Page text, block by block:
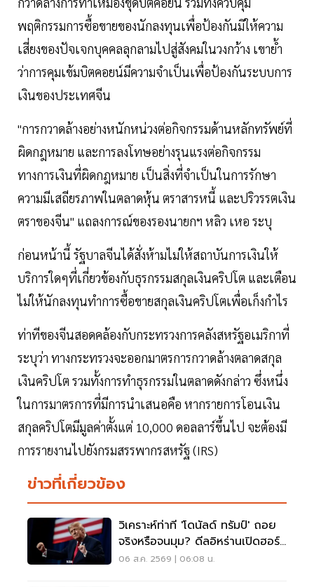
พฤติกรรมการซื้อขายของนักลงทุนเพื่อป้องกันมิให้ความ
เสี่ยงของปัจเจกบุคคลลุกลามไปสู่สังคมในวงกว้าง เขาย้ำ
ว่าการคุมเข้มบิตคอยน์มีความจำเป็นเพื่อป้องกันระบบการ
เงินของประเทศจีน
"การกวาดล้างอย่างหนักหน่วงต่อกิจกรรมด้านหลักทรัพย์ที่
ผิดกฎหมาย และการลงโทษอย่างรุนแรงต่อกิจกรรม
ทางการเงินที่ผิดกฎหมาย เป็นสิ่งที่จำเป็นในการรักษา
ความมีเสถียรภาพในตลาดหุ้น ตราสารหนี้ และปริวรรตเงิน
ตราของจีน" แถลงการณ์ของรองนายกฯ หลิว เหอ ระบุ
ก่อนหน้านี้ รัฐบาลจีนได้สั่งห้ามไม่ให้สถาบันการเงินให้
บริการใดๆที่เกี่ยวข้องกับธุรกรรมสกุลเงินคริปโต และเตือน
ไม่ให้นักลงทุนทำการซื้อขายสกุลเงินคริปโตเพื่อเก็งกำไร
ท่าทีของจีนสอดคล้องกับกระทรวงการคลังสหรัฐอเมริกาที่
ระบุว่า ทางกระทรวงจะออกมาตรการกวาดล้างตลาดสกุล
เงินคริปโต รวมทั้งการทำธุรกรรมในตลาดดังกล่าว ซึ่งหนึ่ง
ในการมาตรการที่มีการนำเสนอคือ หากรายการโอนเงิน
สกุลคริปโตมีมูลค่าตั้งแต่ 10,000 ดอลลาร์ขึ้นไป จะต้องมี
การรายงานไปยังกรมสรรพากรสหรัฐ (IRS)
ข่าวที่เกี่ยวข้อง
วิเคราะห์ท่าที 'โดนัลด์ ทรัมป์' ถอย
จริงหรือจนมุม? ดีลอิหร่านเปิดฮอร์
มุซ
06 ส.ค. 2569 | 06:08 น.